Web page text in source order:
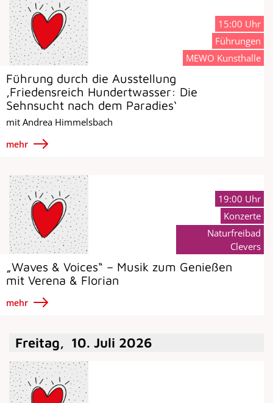
Führung durch die Ausstellung
‚Friedensreich Hundertwasser: Die
Sehnsucht nach dem Paradies‘
mit Andrea Himmelsbach
mehr
15:00 Uhr
Führungen
MEWO Kunsthalle
„Waves & Voices“ – Musik zum Genießen
mit Verena & Florian
mehr
19:00 Uhr
Konzerte
Naturfreibad
Clevers
Freitag, 10. Juli 2026